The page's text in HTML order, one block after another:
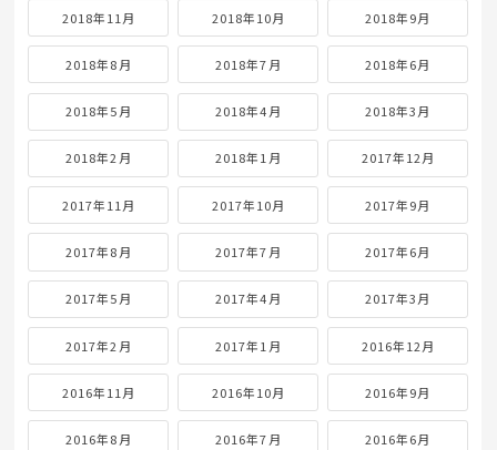
2018年11月 2018年10月 2018年9月
2018年8月 2018年7月 2018年6月
2018年5月 2018年4月 2018年3月
2018年2月 2018年1月 2017年12月
2017年11月 2017年10月 2017年9月
2017年8月 2017年7月 2017年6月
2017年5月 2017年4月 2017年3月
2017年2月 2017年1月 2016年12月
2016年11月 2016年10月 2016年9月
2016年8月 2016年7月 2016年6月